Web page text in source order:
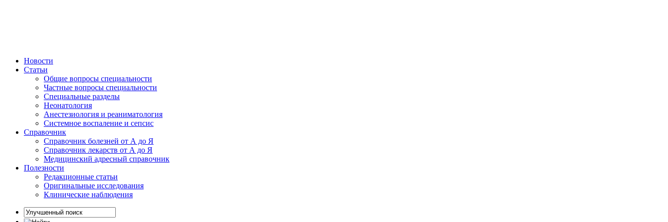
Новости
Статьи
Общие вопросы специальности
Частные вопросы специальности
Специальные разделы
Неонатология
Анестезиология и реаниматология
Системное воспаление и сепсис
Справочник
Справочник болезней от А до Я
Справочник лекарств от А до Я
Медицинский адресный справочник
Полезности
Редакционные статьи
Оригинальные исследования
Клинические наблюдения